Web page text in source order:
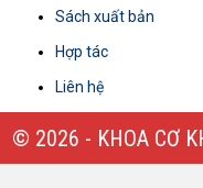
Sách xuất bản
Hợp tác
Liên hệ
© 2026 - KHOA